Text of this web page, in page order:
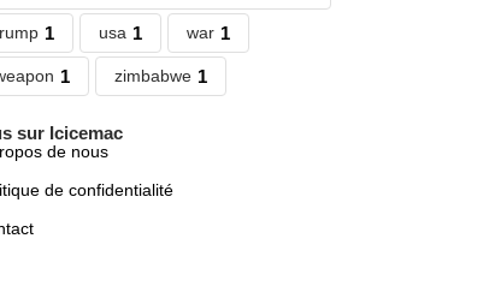
1 usa 1 war 1
1 zimbabwe 1
sur Icicemac
de nous
de confidentialité